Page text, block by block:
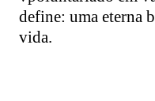
define: uma eterna
vida.